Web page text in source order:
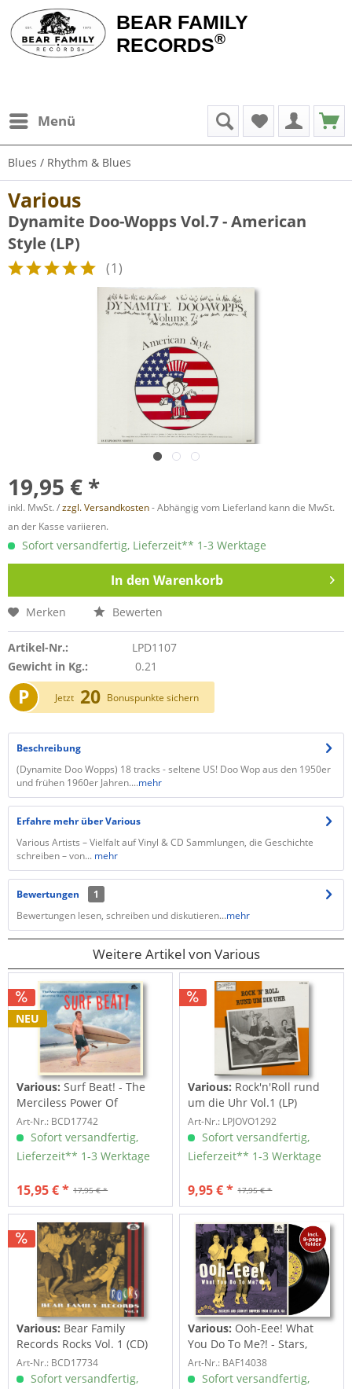
BEAR FAMILY
RECORDS®
Menü
Blues / Rhythm & Blues
Various
Dynamite Doo-Wopps Vol.7 - American
Style (LP)
(1)
19,95 € *
inkl. MwSt. /zzgl. Versandkosten- Abhängig vom Lieferland kann die MwSt.
an der Kasse variieren.
Sofort versandfertig, Lieferzeit** 1-3 Werktage
In den Warenkorb
Merken Bewerten
Artikel-Nr.:
LPD1107
Gewicht in Kg.:
0.21
P Jetzt 20 Bonuspunkte sichern
Beschreibung
(Dynamite Doo Wopps) 18 tracks - seltene US! Doo Wop aus den 1950er
und frühen 1960er Jahren....mehr
Erfahre mehr über Various
Various Artists – Vielfalt auf Vinyl & CD Sammlungen, die Geschichte
schreiben – von... mehr
Bewertungen
1
Bewertungen lesen, schreiben und diskutieren...mehr
Weitere Artikel von Various
NEU
Various: Surf Beat! - The
Merciless Power Of
Water,...
Art-Nr.: BCD17742
Sofort versandfertig,
Lieferzeit** 1-3 Werktage
17,95 € *
15,95 € *
Various: Rock'n'Roll rund
um die Uhr Vol.1 (LP)
Art-Nr.: LPJOVO1292
Sofort versandfertig,
Lieferzeit** 1-3 Werktage
17,95 € *
9,95 € *
Various: Bear Family
Records Rocks Vol. 1 (CD)
Art-Nr.: BCD17734
Sofort versandfertig,
Various: Ooh-Eee! What
You Do To Me?! - Stars,
Inc....
Art-Nr.: BAF14038
Sofort versandfertig,